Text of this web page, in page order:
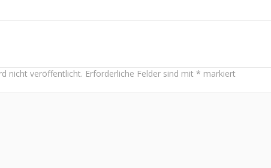
nicht veröffentlicht. Erforderliche Felder sind mit * markiert